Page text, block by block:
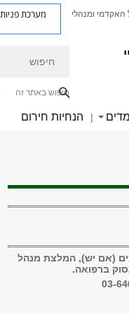
ומנהלי מערכת פניות
חיפוש באתר זה
| הנחיות חירום
(אם יש), המלצת מנהל
ברפואה.